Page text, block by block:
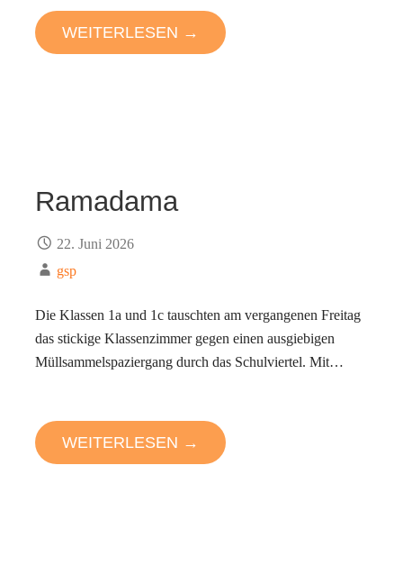
WEITERLESEN →
Ramadama
22. Juni 2026
gsp
Die Klassen 1a und 1c tauschten am vergangenen Freitag
das stickige Klassenzimmer gegen einen ausgiebigen
Müllsammelspaziergang durch das Schulviertel. Mit…
WEITERLESEN →